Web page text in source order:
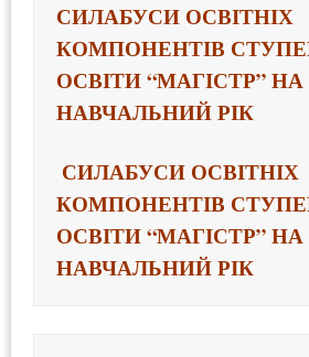
СИЛАБУСИ ОСВІТНІХ
КОМПОНЕНТІВ
ОСВІТИ “МАГІСТР” НА
НАВЧАЛЬНИЙ РІК
КОМПОНЕНТІВ
ОСВІТИ “МАГІСТР” НА
НАВЧАЛЬНИЙ РІК